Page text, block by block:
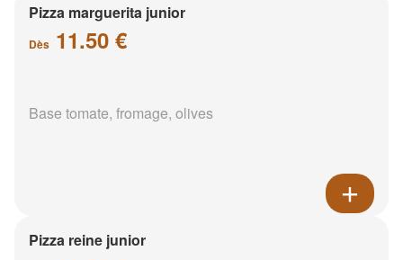
Pizza marguerita junior
Dès 11.50 €
Base tomate, fromage, olives
Pizza reine junior